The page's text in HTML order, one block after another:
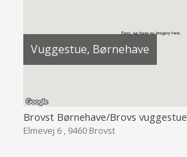
Vuggestue, Børnehave
Brovst Børnehave/Brovs vuggestue
Elmevej 6 , 9460 Brovst